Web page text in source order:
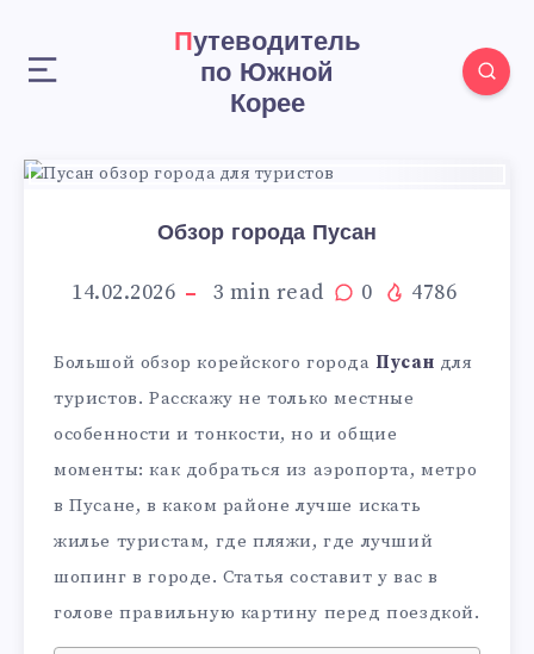
Путеводитель
по Южной
Корее
Обзор города Пусан
14.02.2026 3 min read 0 4786
Большой обзор корейского города Пусан для
туристов. Расскажу не только местные
особенности и тонкости, но и общие
моменты: как добраться из аэропорта, метро
в Пусане, в каком районе лучше искать
жилье туристам, где пляжи, где лучший
шопинг в городе. Статья составит у вас в
голове правильную картину перед поездкой.